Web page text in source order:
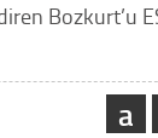
Bozkurt’u
a